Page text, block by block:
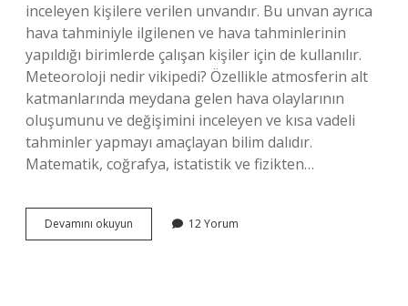
inceleyen kişilere verilen unvandır. Bu unvan ayrıca
hava tahminiyle ilgilenen ve hava tahminlerinin
yapıldığı birimlerde çalışan kişiler için de kullanılır.
Meteoroloji nedir vikipedi? Özellikle atmosferin alt
katmanlarında meydana gelen hava olaylarının
oluşumunu ve değişimini inceleyen ve kısa vadeli
tahminler yapmayı amaçlayan bilim dalıdır.
Matematik, coğrafya, istatistik ve fizikten…
Devamını okuyun Meteoroloji
Kelimesinin
12 Yorum